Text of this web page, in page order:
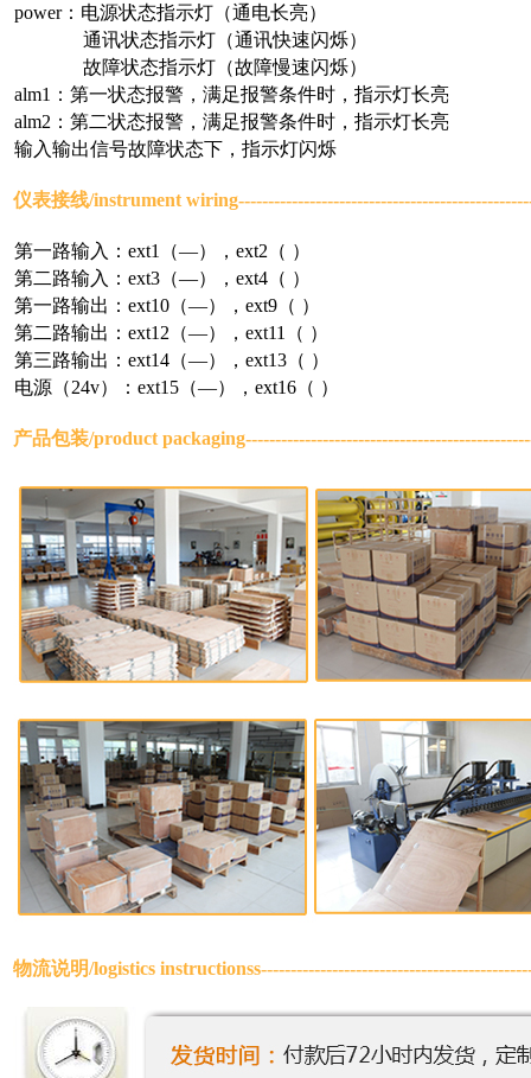
power：电源状态指示灯（通电长亮）
通讯状态指示灯（通讯快速闪烁）
故障状态指示灯（故障慢速闪烁）
alm1：第一状态报警，满足报警条件时，指示灯长亮
alm2：第二状态报警，满足报警条件时，指示灯长亮
输入输出信号故障状态下，指示灯闪烁
仪表接线/instrument wiring
第一路输入：ext1（—），ext2（ ）
第二路输入：ext3（—），ext4（ ）
第一路输出：ext10（—），ext9（ ）
第二路输出：ext12（—），ext11（ ）
第三路输出：ext14（—），ext13（ ）
电源（24v）：ext15（—），ext16（ ）
产品包装/product packaging
物流说明/logistics instructionss